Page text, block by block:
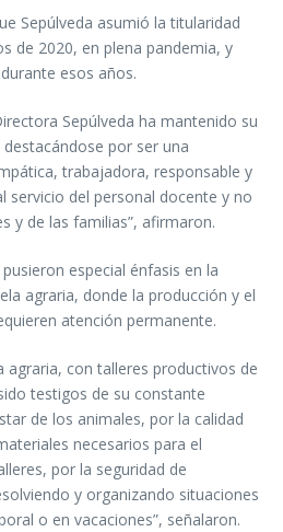
Sepúlveda asumió la titularidad
de 2020, en plena pandemia, y
esos años.
Sepúlveda ha mantenido su
por ser una
trabajadora, responsable y
servicio del personal docente y no
y de las familias”, afirmaron.
especial énfasis en la
agraria, donde la producción y el
atención permanente.
agraria, con talleres productivos de
testigos de su constante
de los animales, por la calidad
necesarios para el
por la seguridad de
y organizando situaciones
o en vacaciones”, señalaron.